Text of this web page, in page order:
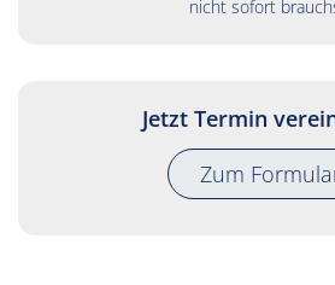
nicht sofort
Jetzt Termin
Zum